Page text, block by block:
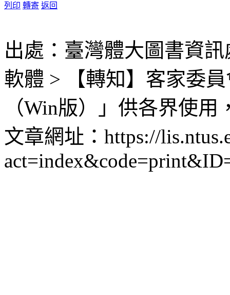
列印 轉寄 返回
出處：臺灣體大圖書資
軟體 > 【轉知】客家委
（Win版）」供各界使用
文章網址：https://